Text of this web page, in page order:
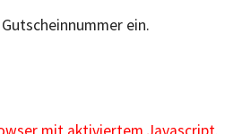
ein.
mit aktiviertem Javascript.